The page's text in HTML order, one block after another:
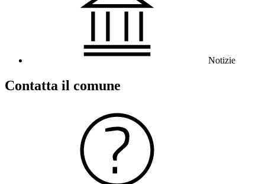
Notizie
Contatta il comune